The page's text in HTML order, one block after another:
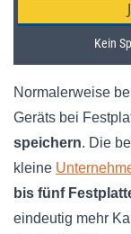
Normalerweise
Geräts bei
speichern. Die
kleine
bis fünf
eindeutig mehr